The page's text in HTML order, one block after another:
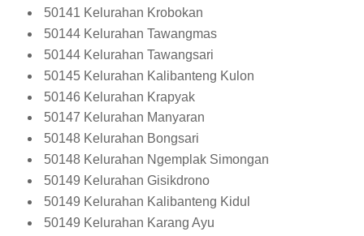
50141 Kelurahan Krobokan
50144 Kelurahan Tawangmas
50144 Kelurahan Tawangsari
50145 Kelurahan Kalibanteng Kulon
50146 Kelurahan Krapyak
50147 Kelurahan Manyaran
50148 Kelurahan Bongsari
50148 Kelurahan Ngemplak Simongan
50149 Kelurahan Gisikdrono
50149 Kelurahan Kalibanteng Kidul
50149 Kelurahan Karang Ayu